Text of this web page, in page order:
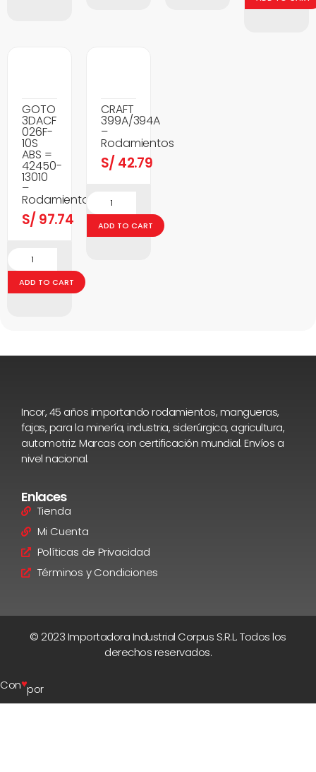
GOTO
3DACF
026F-
10S
ABS =
42450-
13010
–
Rodamientos
S/ 97.74
ADD TO CART
CRAFT
399A/394A
–
Rodamientos
S/ 42.79
ADD TO CART
Incor, 45 años importando rodamientos, mangueras,
fajas, para la minería, industria, siderúrgica, agricultura,
automotriz. Marcas con certificación mundial. Envíos a
nivel nacional.
Enlaces
Tienda
Mi Cuenta
Políticas de Privacidad
Términos y Condiciones
© 2023 Importadora Industrial Corpus S.R.L. Todos los
derechos reservados.
Con♥por